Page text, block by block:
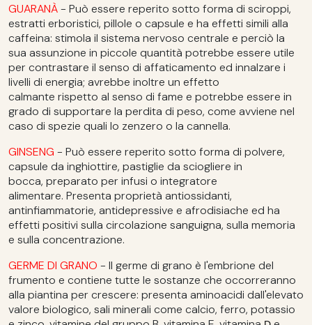
GUARANÀ- Può essere reperito sotto forma di sciroppi,
estratti erboristici, pillole o capsule e ha effetti simili alla
caffeina: stimola il sistema nervoso centrale e perciò la
sua assunzione in piccole quantità potrebbe essere utile
per contrastare il senso di affaticamento ed innalzare i
livelli di energia; avrebbe inoltre un effetto
calmante rispetto al senso di fame e potrebbe essere in
grado di supportare la perdita di peso, come avviene nel
caso di spezie quali lo zenzero o la cannella.
GINSENG - Può essere reperito sotto forma di polvere,
capsule da inghiottire, pastiglie da sciogliere in
bocca, preparato per infusi o integratore
alimentare. Presenta proprietà antiossidanti,
antinfiammatorie, antidepressive e afrodisiache ed ha
effetti positivi sulla circolazione sanguigna, sulla memoria
e sulla concentrazione.
GERME DI GRANO - Il germe di grano è l'embrione del
frumento e contiene tutte le sostanze che occorreranno
alla piantina per crescere: presenta aminoacidi dall'elevato
valore biologico, sali minerali come calcio, ferro, potassio